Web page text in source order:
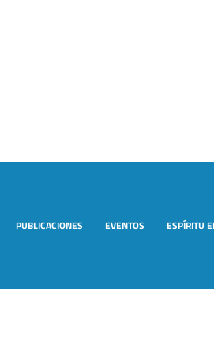
PUBLICACIONES EVENTOS ESPÍRITU